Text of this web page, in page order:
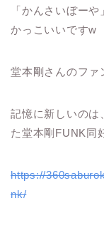
「かんさいぼー
かっこいいですw
堂本剛さんのファ
記憶に新しいのは
た堂本剛FUNK同
https://
nk/